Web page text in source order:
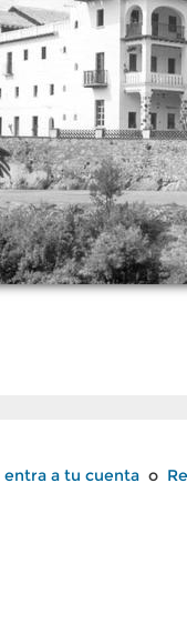
entra a tu cuenta o